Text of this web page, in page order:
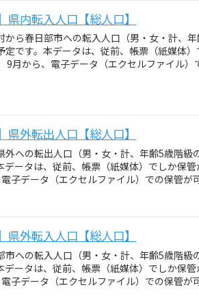
県内転入人口【総人口】
から春日部市への転入人口（男・女・計、
定です。本データは、従前、帳票（紙媒体
9月から、電子データ（エクセルファイル
県外転出人口【総人口】
外への転出人口（男・女・計、年齢5歳階
データは、従前、帳票（紙媒体）でしか保
子データ（エクセルファイル）での保管が
県外転入人口【総人口】
市への転入人口（男・女・計、年齢5歳階
データは、従前、帳票（紙媒体）でしか保
子データ（エクセルファイル）での保管が